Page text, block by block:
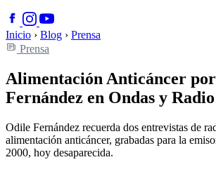
Inicio › Blog › Prensa
Prensa
Alimentación Anticáncer
Fernández en Ondas y
Odile Fernández recuerda dos entrevistas de
alimentación anticáncer, grabadas para la
2000, hoy desaparecida.